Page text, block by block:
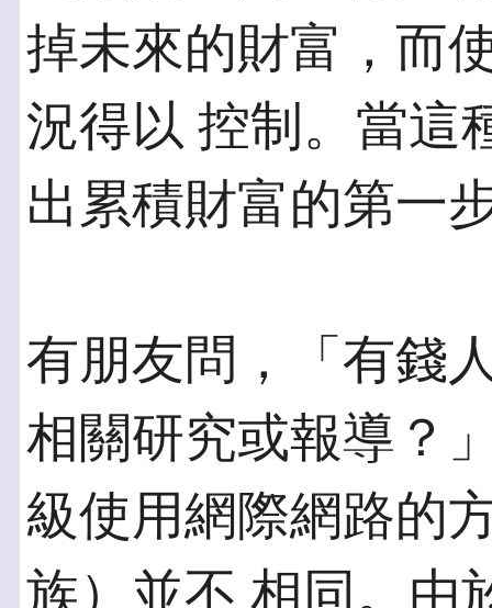
掉未來的財富，而
況得以 控制。當這
出累積財富的第一
有朋友問，「有錢
相關研究或報導？
級使用網際網路的
族）並不 相同。由